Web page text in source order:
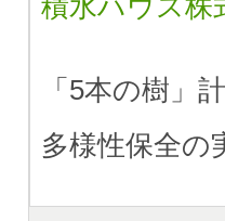
積水ハウス株
「5本の樹」
多様性保全の